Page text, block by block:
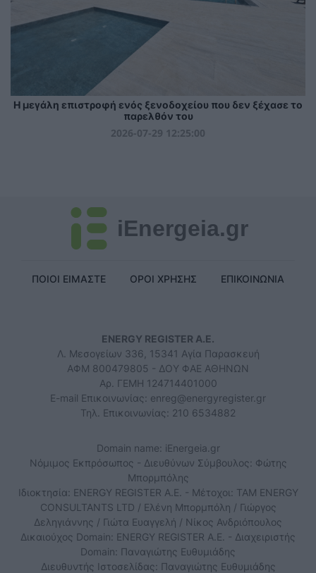
Η μεγάλη επιστροφή ενός ξενοδοχείου που δεν ξέχασε το
παρελθόν του
2026-07-29 12:25:00
iEnergeia.gr
ΠΟΙΟΙ ΕΙΜΑΣΤΕ ΟΡΟΙ ΧΡΗΣΗΣ ΕΠΙΚΟΙΝΩΝΙΑ
ENERGY REGISTER Α.Ε.
Λ. Μεσογείων 336, 15341 Αγία Παρασκευή
ΑΦΜ 800479805 - ΔΟΥ ΦΑΕ ΑΘΗΝΩΝ
Αρ. ΓΕΜΗ 124714401000
E-mail Επικοινωνίας: enreg@energyregister.gr
Τηλ. Επικοινωνίας: 210 6534882
Domain name: iEnergeia.gr
Νόμιμος Εκπρόσωπος - Διευθύνων Σύμβουλος: Φώτης
Μπορμπόλης
Ιδιοκτησία: ENERGY REGISTER Α.Ε. - Μέτοχοι: TAM ENERGY
CONSULTANTS LTD / Ελένη Μπορμπόλη / Γιώργος
Δεληγιάννης / Γιώτα Ευαγγελή / Νίκος Ανδριόπουλος
Δικαιούχος Domain: ENERGY REGISTER Α.Ε. - Διαχειριστής
Domain: Παναγιώτης Ευθυμιάδης
Διευθυντής Ιστοσελίδας: Παναγιώτης Ευθυμιάδης